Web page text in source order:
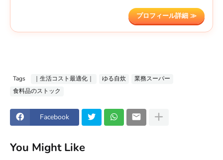
プロフィール詳細 ≫
Tags ｜生活コスト最適化｜ ゆる自炊
業務スーパー
食料品のストック
Facebook
You Might Like